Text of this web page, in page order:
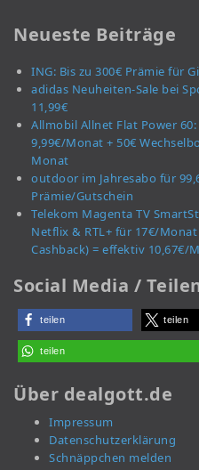
Neueste Beiträge
ING: Bis zu 300€ Prämie für
adidas Neuheiten-Sale bei
11,99€
Allmobil Allnet Flat Power
9,99€/Monat + 50€
Monat
outdoor im Jahresabo für
Prämie/Gutschein
Telekom Magenta TV
Netflix & RTL+ für 17€/
Cashback) = effektiv 10,67€/
Social Media /
teilen teilen
teilen
Über dealgott.de
Impressum
Datenschutzerklärung
Schnäppchen melden